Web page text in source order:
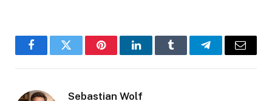
FacebookTwitter PinterestLinkedInTumblr TelegramEmail
Sebastian Wolf